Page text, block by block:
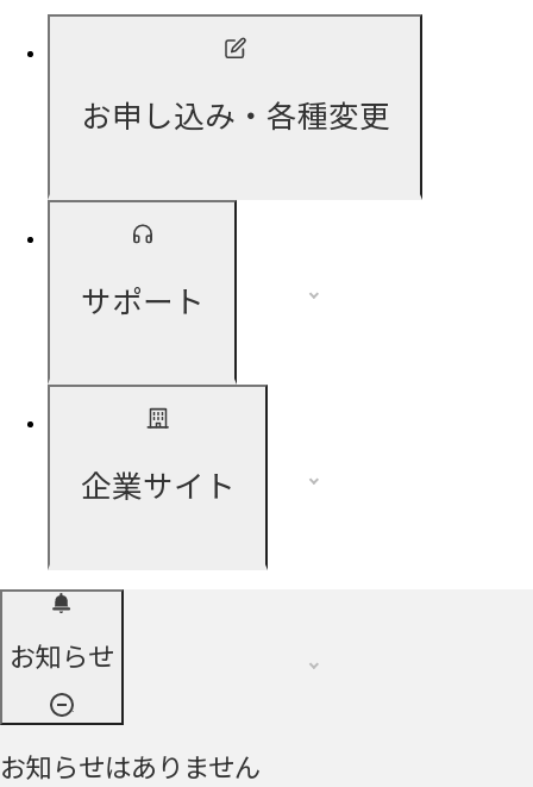
お申し込み・各種変更
サポート
企業サイト
お知らせ
お知らせはありません